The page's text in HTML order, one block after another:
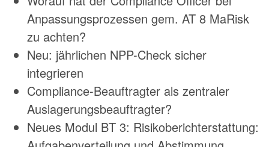
Anpassungsprozessen gem. AT 8 MaRisk
zu achten?
Neu: jährlichen NPP-Check sicher
integrieren
Compliance-Beauftragter als zentraler
Auslagerungsbeauftragter?
Neues Modul BT 3: Risikoberichterstattung: